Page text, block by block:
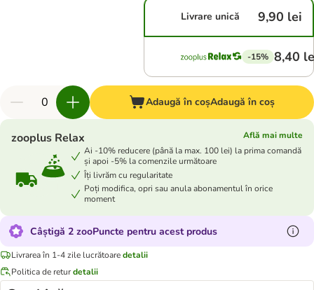
Livrare unică 9,90 lei
-15% 8,40
Adaugă în coșAdaugă în coș
zooplus Relax
Află mai multe
Ai -10% reducere (până la max. 100 lei) la prima comandă
și apoi -5% la comenzile următoare
Îți livrăm cu regularitate
Poți modifica, opri sau anula abonamentul în orice
moment
Câștigă 2 zooPuncte pentru acest produs
Livrarea în 1-4 zile lucrătoaredetalii
Politica de returdetalii